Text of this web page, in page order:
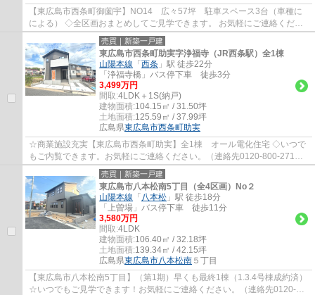
【東広島市西条町御薗宇】NO14 広々57坪 駐車スペース3台（車種に
による） ◇全区画おまとめしてご見学できます。 お気軽にご連絡くださ
い（連絡先0120-800-271まで） ☆オール電化住...
売買｜新築一戸建
東広島市西条町助実字浄福寺（JR西条駅）全1棟
山陽本線 「 西条 」駅 徒歩22分
「浄福寺橋」バス停下車 徒歩3分
3,499万円
間取:4LDK＋1S(納戸)
建物面積:104.15㎡ / 31.50坪
土地面積:125.59㎡ / 37.99坪
広島県東広島市西条町助実
☆商業施設充実【東広島市西条町助実】全1棟 オール電化住宅 ◇いつで
もご内覧できます。お気軽にご連絡ください。（連絡先0120-800-271ま
で） 19.5帖リビング ファミリークローク ...
売買｜新築一戸建
東広島市八本松南5丁目（全4区画）No２
山陽本線 「 八本松 」駅 徒歩18分
「上曽場」バス停下車 徒歩11分
3,580万円
間取:4LDK
建物面積:106.40㎡ / 32.18坪
土地面積:139.34㎡ / 42.15坪
広島県東広島市八本松南 ５丁目
【東広島市八本松南5丁目】（第1期）早くも最終1棟（1.3.4号棟成約済）
☆いつでもご見学できます！お気軽にご連絡ください。（連絡先0120-